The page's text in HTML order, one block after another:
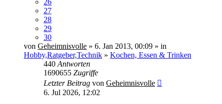
27
28
29
30
von Geheimnisvolle » 6. Jan 2013, 00:09 » in
Hobby,Ratgeber,Technik » Kochen, Essen & Trinken
440 Antworten
1690655 Zugriffe
Letzter Beitrag von Geheimnisvolle
6. Jul 2026, 12:02